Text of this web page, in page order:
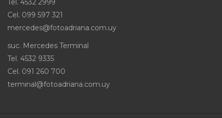
Tel. 4532 2999
Cel. 099 597 321
mercedes@fotoadriana.com.uy
suc. Mercedes Terminal
Tel. 4532 9335
Cel. 091 260 700
terminal@fotoadriana.com.uy